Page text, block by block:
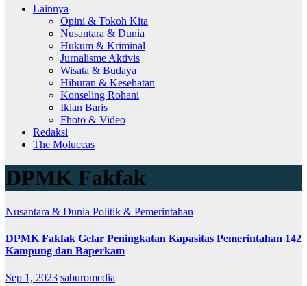
Lainnya
Opini & Tokoh Kita
Nusantara & Dunia
Hukum & Kriminal
Jurnalisme Aktivis
Wisata & Budaya
Hiburan & Kesehatan
Konseling Rohani
Iklan Baris
Fhoto & Video
Redaksi
The Moluccas
DPMK Fakfak
Nusantara & Dunia Politik & Pemerintahan
DPMK Fakfak Gelar Peningkatan Kapasitas Pemerintahan 142
Kampung dan Baperkam
Sep 1, 2023 saburomedia